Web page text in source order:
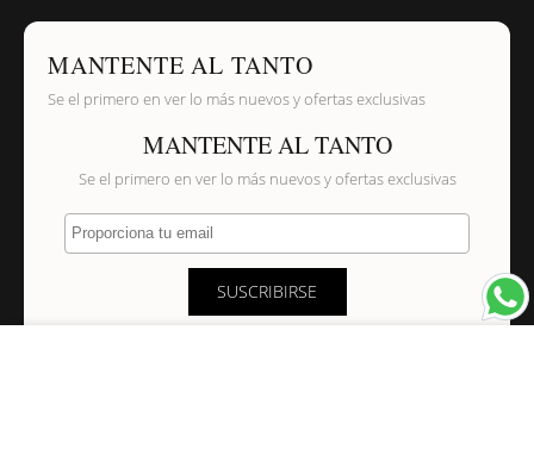
MANTENTE AL TANTO
Se el primero en ver lo más nuevos y ofertas exclusivas
MANTENTE AL TANTO
Se el primero en ver lo más nuevos y ofertas exclusivas
Proporciona tu email
SUSCRIBIRSE